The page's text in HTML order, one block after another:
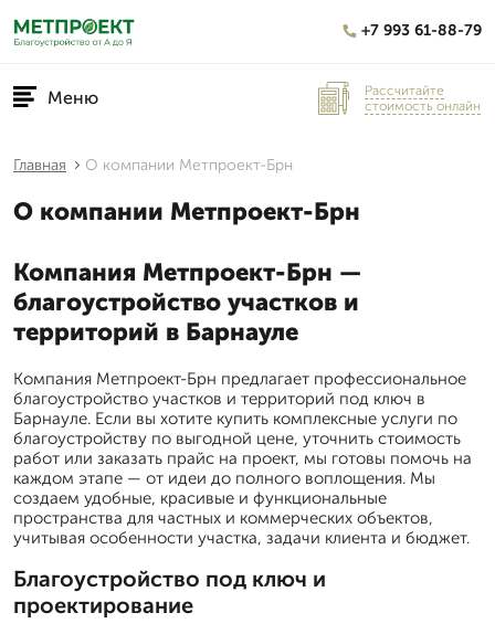
+7 993 61-88-79
Меню
Рассчитайте
стоимость онлайн
Главная О компании Метпроект-Брн
О компании Метпроект-Брн
Компания Метпроект-Брн —
благоустройство участков и
территорий в Барнауле
Компания Метпроект-Брн предлагает профессиональное
благоустройство участков и территорий под ключ в
Барнауле. Если вы хотите купить комплексные услуги по
благоустройству по выгодной цене, уточнить стоимость
работ или заказать прайс на проект, мы готовы помочь на
каждом этапе — от идеи до полного воплощения. Мы
создаем удобные, красивые и функциональные
пространства для частных и коммерческих объектов,
учитывая особенности участка, задачи клиента и бюджет.
Благоустройство под ключ и
проектирование